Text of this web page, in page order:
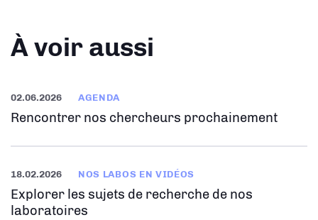
À voir aussi
02.06.2026 AGENDA
Rencontrer nos chercheurs prochainement
18.02.2026 NOS LABOS EN VIDÉOS
Explorer les sujets de recherche de nos
laboratoires